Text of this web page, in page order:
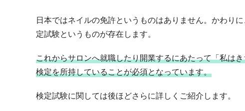
日本ではネイルの免許というものはありません。かわり
定試験というものが存在します。
これからサロンへ就職したり開業するにあたって「私は
検定を所持していることが必須となっています。
検定試験に関しては後ほどさらに詳しくご紹介します。